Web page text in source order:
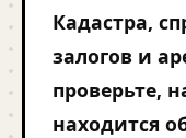
Кадастра,
залогов и
проверьте,
находится